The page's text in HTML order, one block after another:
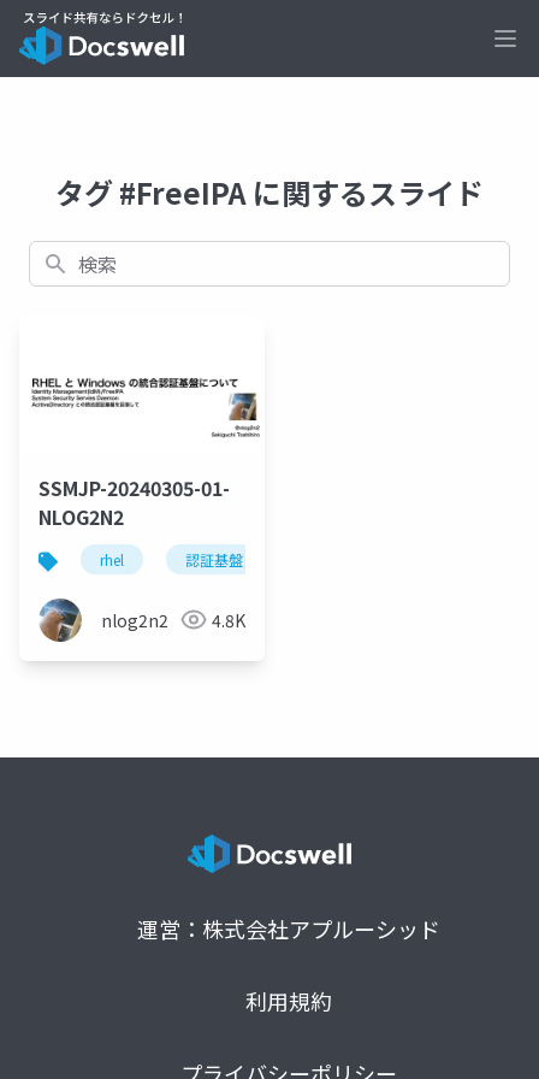
タグ #FreeIPA に関するスライド
検索
SSMJP-20240305-01-
NLOG2N2
rhel 認証基盤
nlog2n2 4.8K
運営：株式会社アプルーシッド
利用規約
プライバシーポリシー